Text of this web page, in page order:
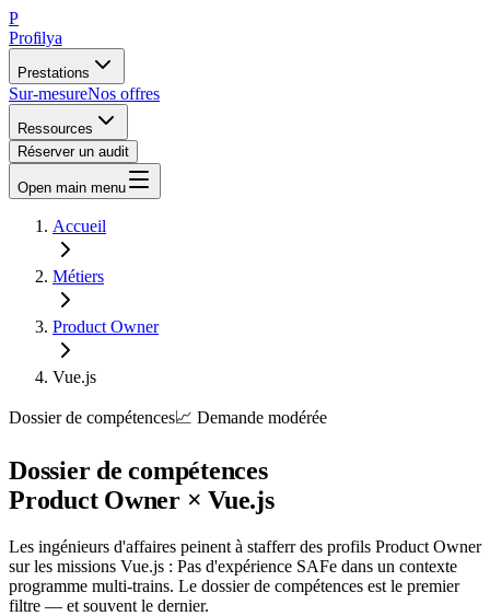
P
Profilya
Prestations
Sur-mesureNos offres
Ressources
Réserver un audit
Open main menu
Accueil
Métiers
Product Owner
Vue.js
Dossier de compétences📈 Demande modérée
Dossier de compétences
Product Owner×Vue.js
Les ingénieurs d'affaires peinent à stafferr des profils Product Owner
sur les missions Vue.js : Pas d'expérience SAFe dans un contexte
programme multi-trains. Le dossier de compétences est le premier
filtre — et souvent le dernier.